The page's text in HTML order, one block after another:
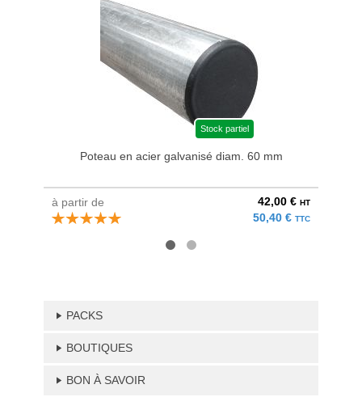
Stock partiel
Poteau en acier galvanisé diam. 60 mm
à partir de 42,00 € HT
50,40 € TTC
PACKS
BOUTIQUES
BON À SAVOIR